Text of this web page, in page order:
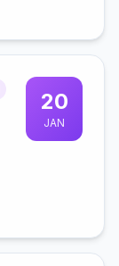
20
JAN